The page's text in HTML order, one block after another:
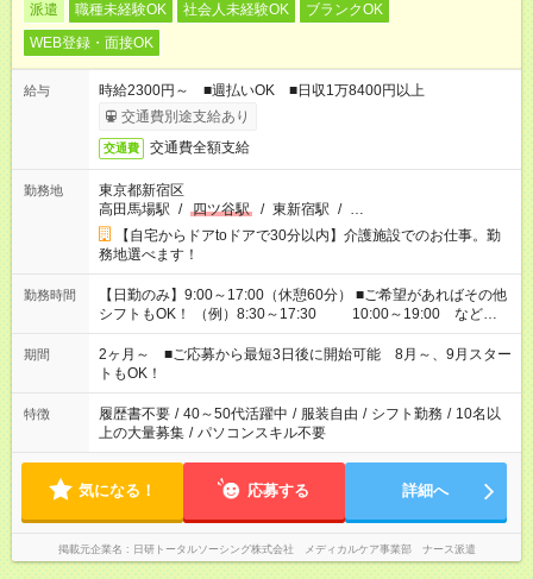
派遣 職種未経験OK 社会人未経験OK
ブランクOK
WEB登録・面接OK
給与
時給2300円～ ■週払いOK ■日収1万8400円以上
交通費別途支給あり
交通費 交通費全額支給
勤務地
東京都新宿区
高田馬場駅 / 四ツ谷駅 / 東新宿駅 / …
【自宅からドアtoドアで30分以内】介護施設でのお仕事。勤
務地選べます！
勤務時間
【日勤のみ】9:00～17:00（休憩60分） ■ご希望があればその他
シフトもOK！ （例）8:30～17:30 10:00～19:00 など
「家族とお休みを合わせたい」 「できれば残業はしたくない」
など、あなたのご希望に沿ったお仕事をご紹介します！ ※Wワ
ーク希望の方へ 今ご覧のお仕事で希望する勤務時間と、もう1つ
のお仕事の勤務時間。 合計で週40時間を超える場合は応募でき
ません
期間
2ヶ月～ ■ご応募から最短3日後に開始可能 8月～、9月スター
トもOK！
特徴 履歴書不要 / 40～50代活躍中 / 服装自由 / シフト勤務 / 10名以
上の大量募集 / パソコンスキル不要
気になる！ 応募する 詳細へ
掲載元企業名 日研トータルソーシング株式会社 メディカルケア事業部 ナース派遣